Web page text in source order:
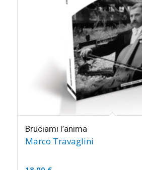
Bruciami l’anima
Marco Travaglini